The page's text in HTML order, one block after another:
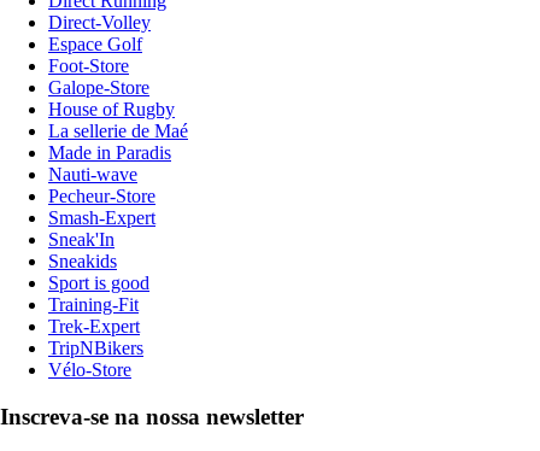
Direct-Volley
Espace Golf
Foot-Store
Galope-Store
House of Rugby
La sellerie de Maé
Made in Paradis
Nauti-wave
Pecheur-Store
Smash-Expert
Sneak'In
Sneakids
Sport is good
Training-Fit
Trek-Expert
TripNBikers
Vélo-Store
Inscreva-se na nossa newsletter